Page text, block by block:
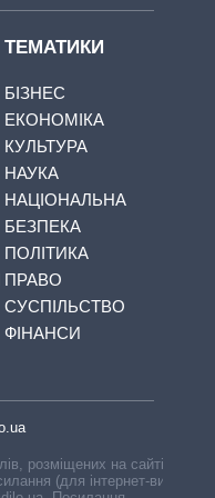
ТЕМАТИКИ
БІЗНЕС
ЕКОНОМІКА
КУЛЬТУРА
НАУКА
НАЦІОНАЛЬНА
БЕЗПЕКА
ПОЛІТИКА
ПРАВО
СУСПІЛЬСТВО
ФІНАНСИ
розміщених на сайті,
(для інтернет-видань